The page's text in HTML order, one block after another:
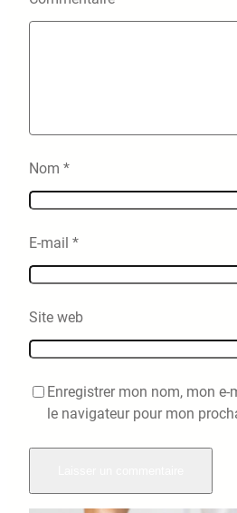
Nom *
E-mail *
Site web
Enregistrer mon nom, mon
le navigateur pour mon